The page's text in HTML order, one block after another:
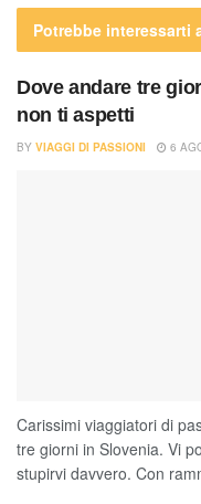
Potrebbe interessarti
Dove andare tre
non ti aspetti
BY VIAGGI DI PASSIONI 6
Carissimi viaggiatori di
tre giorni in Slovenia. Vi
stupirvi davvero. Con